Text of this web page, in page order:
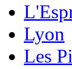
Lyon
Les